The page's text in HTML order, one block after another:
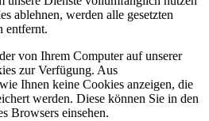
ablehnen, werden alle gesetzten
entfernt.
von Ihrem Computer auf unserer
zur Verfügung. Aus
Ihnen keine Cookies anzeigen, die
werden. Diese können Sie in den
Browsers einsehen.